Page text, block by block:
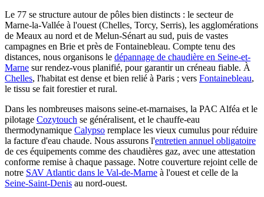
Le 77 se structure autour de pôles bien distincts : le secteur de
Marne-la-Vallée à l'ouest (Chelles, Torcy, Serris), les agglomérations
de Meaux au nord et de Melun-Sénart au sud, puis de vastes
campagnes en Brie et près de Fontainebleau. Compte tenu des
distances, nous organisons le dépannage de chaudière en Seine-et-
Marne sur rendez-vous planifié, pour garantir un créneau fiable. À
Chelles, l'habitat est dense et bien relié à Paris ; vers Fontainebleau,
le tissu se fait forestier et rural.
Dans les nombreuses maisons seine-et-marnaises, la PAC Alféa et le
pilotage Cozytouch se généralisent, et le chauffe-eau
thermodynamique Calypso remplace les vieux cumulus pour réduire
la facture d'eau chaude. Nous assurons l'entretien annuel obligatoire
de ces équipements comme des chaudières gaz, avec une attestation
conforme remise à chaque passage. Notre couverture rejoint celle de
notre SAV Atlantic dans le Val-de-Marne à l'ouest et celle de la
Seine-Saint-Denis au nord-ouest.